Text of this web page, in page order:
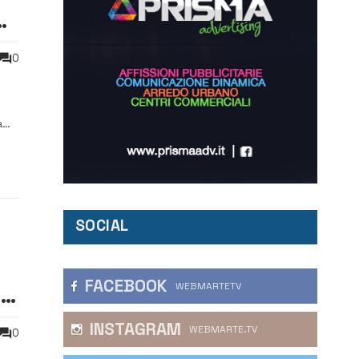
0
0
SOCIAL
FACEBOOK WEBMARTETV
INSTAGRAM WEBMARTE.TV